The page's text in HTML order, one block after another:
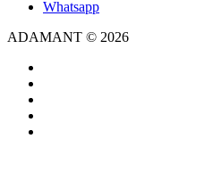
Whatsapp
ADAMANT © 2026